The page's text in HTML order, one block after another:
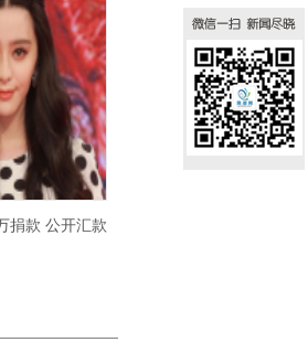
捐款 公开汇款